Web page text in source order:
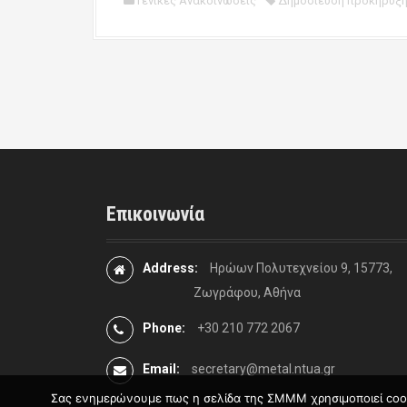
a
Επικοινωνία
Address:
Ηρώων Πολυτεχνείου 9, 15773,
Ζωγράφου, Αθήνα
Phone: +30 210 772 2067
Email: secretary@metal.ntua.gr
Σας ενημερώνουμε πως η σελίδα της ΣΜΜΜ χρησιμοποιεί